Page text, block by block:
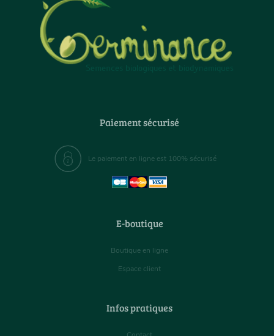
Paiement sécurisé
Le paiement en ligne est 100% sécurisé
E-boutique
Boutique en ligne
Espace client
Infos pratiques